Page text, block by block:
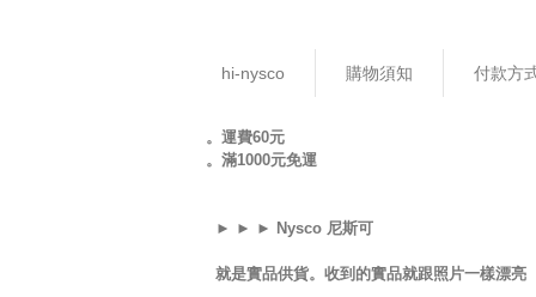
hi-nysco 購物須知 付款方
。運費60元
。滿1000元免運
► ► ► Nysco 尼斯可
就是實品供貨。收到的實品就跟照片一樣漂亮